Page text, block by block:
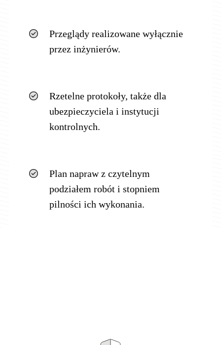
Przeglądy realizowane wyłącznie
przez inżynierów.
Rzetelne protokoły, także dla
ubezpieczyciela i instytucji
kontrolnych.
Plan napraw z czytelnym
podziałem robót i stopniem
pilności ich wykonania.